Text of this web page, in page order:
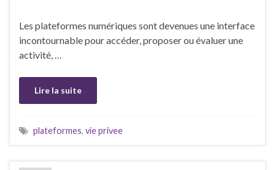
Les plateformes numériques sont devenues une interface
incontournable pour accéder, proposer ou évaluer une
activité, …
Lire la suite
plateformes, vie privee